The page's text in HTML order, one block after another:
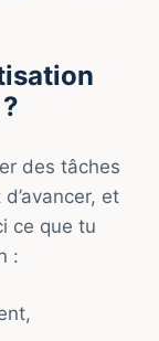
des tâches
et
ce que tu
: